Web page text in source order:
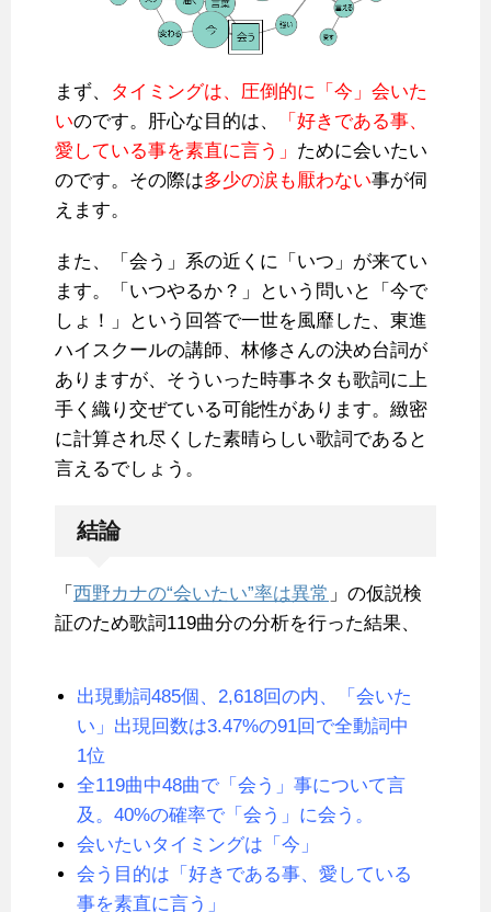
まず、
タイミングは、圧倒的に「今」会いた
いのです。肝心な目的は、
「好きである事、
愛している事を素直に言う」 ために会いたい
のです。その際は多少の涙も厭わない事が伺
えます。
また、「会う」系の近くに「いつ」が来てい
ます。「いつやるか？」という問いと「今で
しょ！」という回答で一世を風靡した、東進
ハイスクールの講師、林修さんの決め台詞が
ありますが、そういった時事ネタも歌詞に上
手く織り交ぜている可能性があります。緻密
に計算され尽くした素晴らしい歌詞であると
言えるでしょう。
結論
「 西野カナの“会いたい”率は異常 」の仮説検
証のため歌詞119曲分の分析を行った結果、
出現動詞485個、2,618回の内、「会いた
い」出現回数は3.47%の91回で全動詞中
1位
全119曲中48曲で「会う」事について言
及。40%の確率で「会う」に会う。
会いたいタイミングは「今」
会う目的は「好きである事、愛している
事を素直に言う」